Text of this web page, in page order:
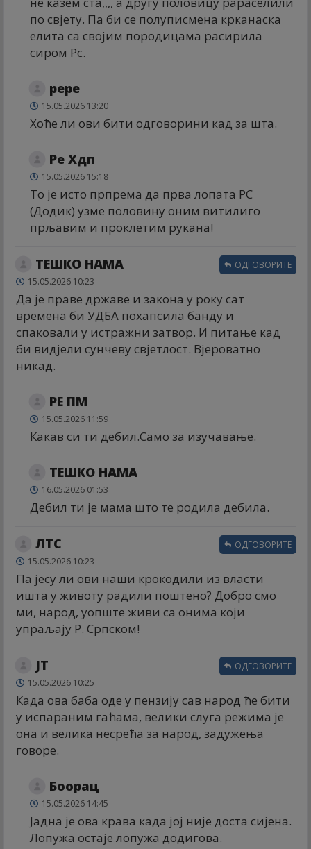
по свјету. Па би се полуписмена крканаска
елита са својим породицама расирила
сиром Рс.
рере
15.05.2026 13:20
Хоће ли ови бити одговорини кад за шта.
Ре Хдп
15.05.2026 15:18
То је исто прпрема да прва лопата РС
(Додик) узме половину оним витилиго
прљавим и проклетим рукана!
ТЕШКО НАМА
15.05.2026 10:23
Да је праве државе и закона у року сат
времена би УДБА похапсила банду и
спаковали у истражни затвор. И питање кад
би видјели сунчеву свјетлост. Вјероватно
никад.
ОДГОВОРИТЕ
РЕ ПМ
15.05.2026 11:59
Какав си ти дебил.Само за изучавање.
ТЕШКО НАМА
16.05.2026 01:53
Дебил ти је мама што те родила дебила.
ЛТС
15.05.2026 10:23
Па јесу ли ови наши крокодили из власти
ишта у животу радили поштено? Добро смо
ми, народ, уопште живи са онима који
упраљају Р. Српском!
ОДГОВОРИТЕ
ЈТ
15.05.2026 10:25
Када ова баба оде у пензију сав народ ће бити
у испараним гаћама, велики слуга режима је
она и велика несрећа за народ, задужења
говоре.
ОДГОВОРИТЕ
Боорац
15.05.2026 14:45
Јадна је ова крава када јој није доста сијена.
Лопужа остаје лопужа додигова.